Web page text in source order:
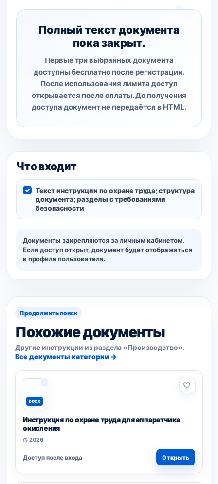
Полный текст документа
пока закрыт.
Первые три выбранных документа
доступны бесплатно после регистрации.
После использования лимита доступ
открывается после оплаты. До получения
доступа документ не передаётся в HTML.
Что входит
Текст инструкции по охране труда; структура
документа; разделы с требованиями
безопасности
Документы закрепляются за личным кабинетом.
Если доступ открыт, документ будет отображаться
в профиле пользователя.
Продолжить поиск
Похожие документы
Другие инструкции из раздела «Производство».
Все документы категории →
DOCX
Инструкция по охране труда для аппаратчика
окисления
◷ 2026
Доступ после входа Открыть